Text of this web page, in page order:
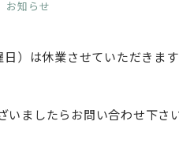
お知らせ
）は休業させていただきま
いましたらお問い合わせ下さ